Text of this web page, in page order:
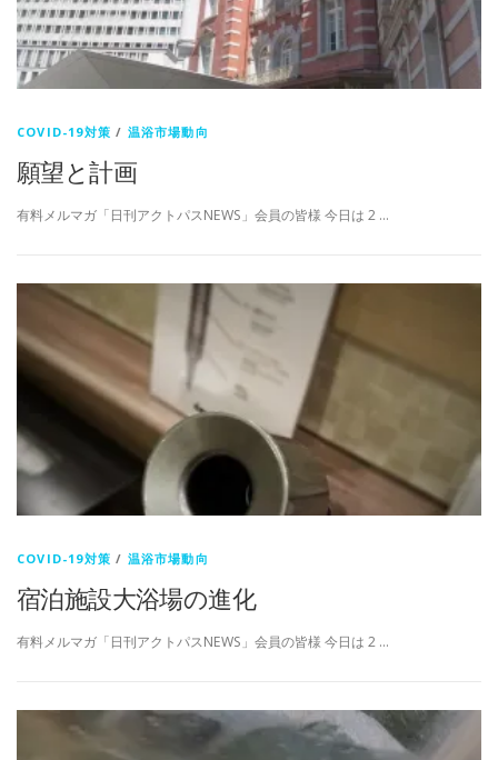
COVID-19対策 / 温浴市場動向
願望と計画
有料メルマガ「日刊アクトパスNEWS」会員の皆様 今日は 2 …
COVID-19対策 / 温浴市場動向
宿泊施設大浴場の進化
有料メルマガ「日刊アクトパスNEWS」会員の皆様 今日は 2 …